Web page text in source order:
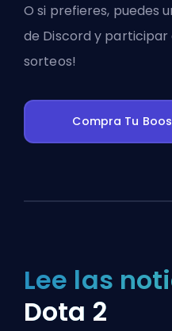
O si prefieres, puedes
de Discord y participar
sorteos!
Compra Tu
Lee las
Dota 2